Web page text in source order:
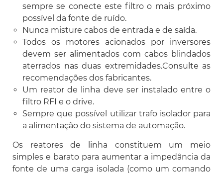
sempre se conecte este filtro o mais próximo
possível da fonte de ruído.
Nunca misture cabos de entrada e de saída.
Todos os motores acionados por inversores
devem ser alimentados com cabos blindados
aterrados nas duas extremidades.Consulte as
recomendações dos fabricantes.
Um reator de linha deve ser instalado entre o
filtro RFI e o drive.
Sempre que possível utilizar trafo isolador para
a alimentação do sistema de automação.
Os reatores de linha constituem um meio
simples e barato para aumentar a impedância da
fonte de uma carga isolada (como um comando